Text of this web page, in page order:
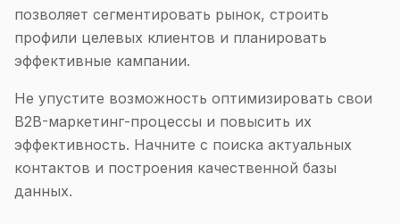
позволяет сегментировать рынок, строить
профили целевых клиентов и планировать
эффективные кампании.
Не упустите возможность оптимизировать свои
B2B-маркетинг-процессы и повысить их
эффективность. Начните с поиска актуальных
контактов и построения качественной базы
данных.